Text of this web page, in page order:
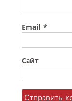
Email *
Сайт